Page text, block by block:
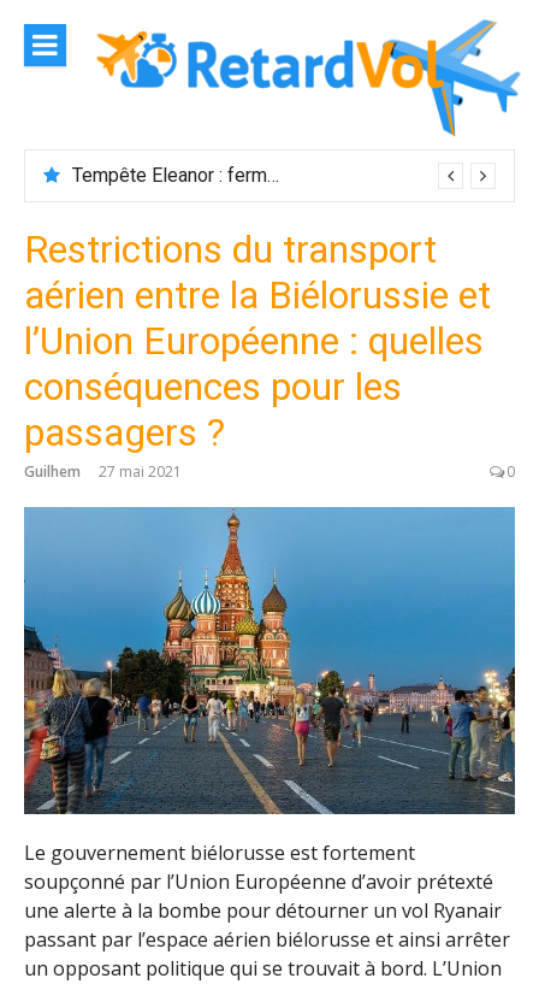
contenu
Tempête Eleanor : fermeture de l’aéroport Maurice
Restrictions du transport
aérien entre la Biélorussie et
l’Union Européenne : quelles
conséquences pour les
passagers ?
Guilhem 27 mai 2021 0
Le gouvernement biélorusse est fortement
soupçonné par l’Union Européenne d’avoir prétexté
une alerte à la bombe pour détourner un vol Ryanair
passant par l’espace aérien biélorusse et ainsi arrêter
un opposant politique qui se trouvait à bord. L’Union